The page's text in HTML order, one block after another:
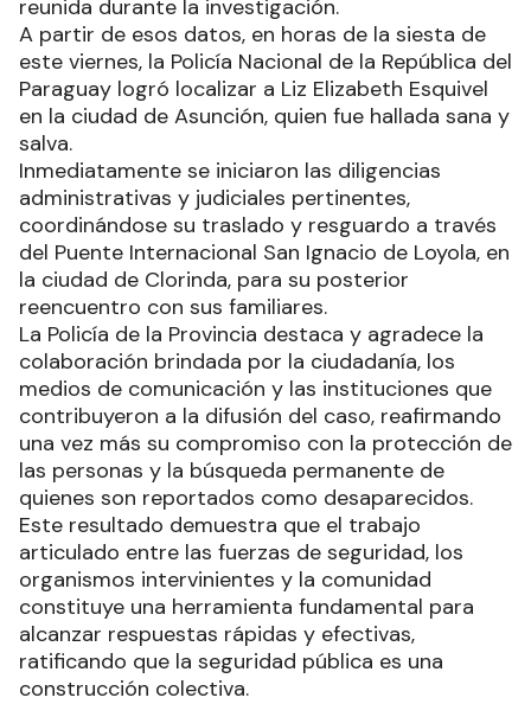
reunida durante la investigación.
A partir de esos datos, en horas de la siesta de
este viernes, la Policía Nacional de la República del
Paraguay logró localizar a Liz Elizabeth Esquivel
en la ciudad de Asunción, quien fue hallada sana y
salva.
Inmediatamente se iniciaron las diligencias
administrativas y judiciales pertinentes,
coordinándose su traslado y resguardo a través
del Puente Internacional San Ignacio de Loyola, en
la ciudad de Clorinda, para su posterior
reencuentro con sus familiares.
La Policía de la Provincia destaca y agradece la
colaboración brindada por la ciudadanía, los
medios de comunicación y las instituciones que
contribuyeron a la difusión del caso, reafirmando
una vez más su compromiso con la protección de
las personas y la búsqueda permanente de
quienes son reportados como desaparecidos.
Este resultado demuestra que el trabajo
articulado entre las fuerzas de seguridad, los
organismos intervinientes y la comunidad
constituye una herramienta fundamental para
alcanzar respuestas rápidas y efectivas,
ratificando que la seguridad pública es una
construcción colectiva.